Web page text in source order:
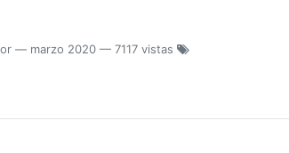
— marzo 2020 — 7117 vistas